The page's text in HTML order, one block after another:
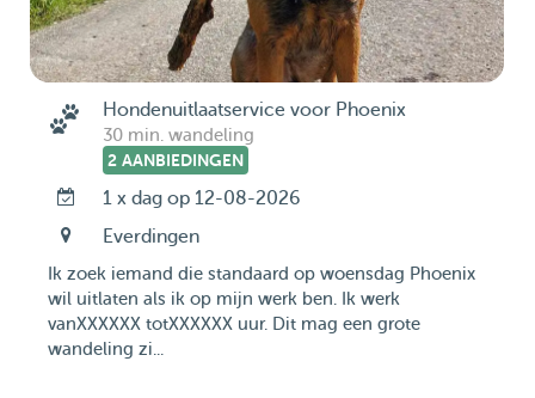
Hondenuitlaatservice voor Phoenix
30 min. wandeling
2 AANBIEDINGEN
1 x dag op 12-08-2026
Everdingen
Ik zoek iemand die standaard op woensdag Phoenix
wil uitlaten als ik op mijn werk ben. Ik werk
vanXXXXXX totXXXXXX uur. Dit mag een grote
wandeling zi...